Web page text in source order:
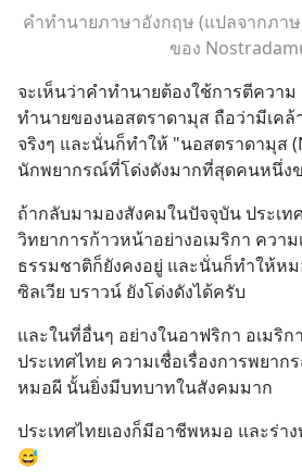
คำทำนายภาษาอังกฤษ (แปลจากภาษ
ของ
จะเห็นว่าคำทำนายต้องใช้การตีควา
ทำนายของนอสตราดามุส ถือว่ามีเคล้
จริงๆ และนั่นก็ทำให้ "นอสตราดามุส
นักพยากรณ์ที่โด่งดังมากที่สุดคนหนึ่ง
ถ้ากลับมามองสังคมในปัจจุบัน ประเท
วิทยาการก้าวหน้าอย่างอเมริกา ความ
ธรรมชาติก็ยังคงอยู่ และนั่นก็ทำให้หม
ซิลเวีย บราวน์ ยังโด่งดังได้ครับ
และในที่อื่นๆ อย่างในอาฟริกา อเมริก
ประเทศไทย ความเชื่อเรื่องการพยา
หมอผี นั้นยิ่งมีบทบาทในสังคมมาก
ประเทศไทยเองก็มีอาชีพหมอ และร่า
😅